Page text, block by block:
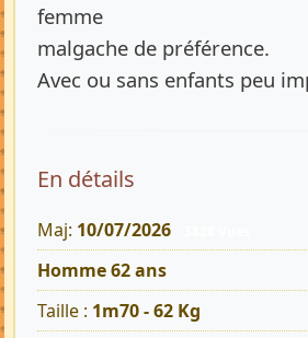
femme
malgache de préférence.
Avec ou sans enfants peu
En détails
Maj: 10/07/2026
Homme 62 ans
Taille : 1m70 - 62 Kg